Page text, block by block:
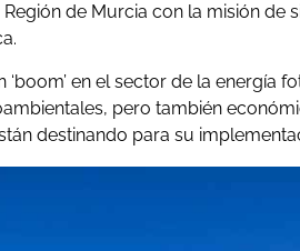
de Murcia con la misión de
en el sector de la energía
pero también
destinando para su